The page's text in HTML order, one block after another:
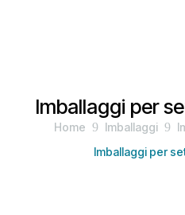
Imballaggi per
Home 9 Imballaggi 9
Imballaggi per